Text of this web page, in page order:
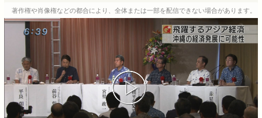
著作権や肖像権などの都合により、全体または一部を配信できない場合があります。